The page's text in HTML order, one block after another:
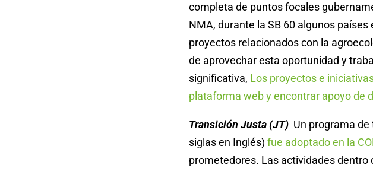
completa de puntos focales
NMA, durante la SB 60 algunos
proyectos relacionados con la
de aprovechar esta oportunidad y
significativa, Los proyectos e
plataforma web y encontrar apoyo de
Transición Justa (JT) Un programa
siglas en Inglés)fue adoptado en la
prometedores. Las actividades dentro